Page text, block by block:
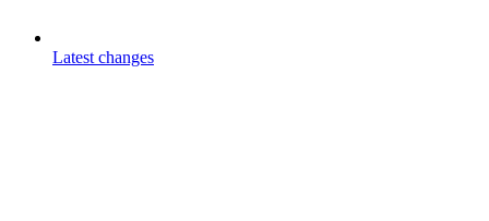
Latest changes